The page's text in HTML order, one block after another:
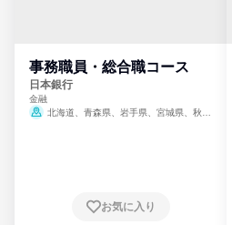
事務職員・総合職コース
日本銀行
金融
北海道、青森県、岩手県、宮城県、秋田
崎県、熊本県、大分県、宮崎県、鹿児島県、
お気に入り